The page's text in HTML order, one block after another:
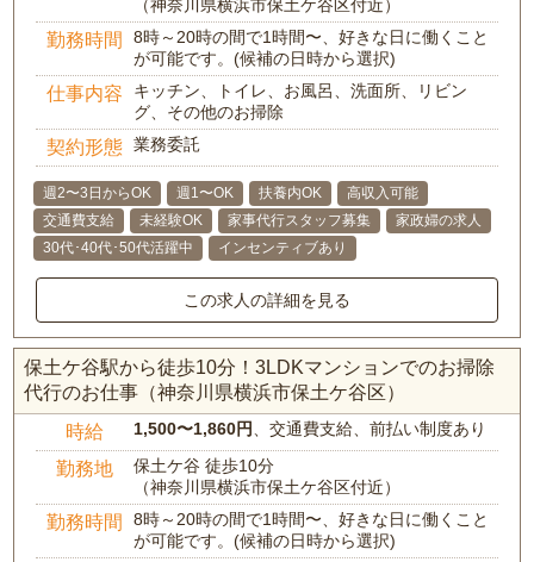
（神奈川県横浜市保土ケ谷区付近）
勤務時間
8時～20時の間で1時間〜、好きな日に働くこと
が可能です。(候補の日時から選択)
仕事内容
キッチン、トイレ、お風呂、洗面所、リビン
グ、その他のお掃除
契約形態 業務委託
週2〜3日からOK 週1〜OK 扶養内OK
高収入可能
交通費支給
未経験OK 家事代行スタッフ募集
家政婦の求人
30代･40代･50代活躍中
インセンティブあり
この求人の詳細を見る
保土ケ谷駅から徒歩10分！3LDKマンションでのお掃除
代行のお仕事（神奈川県横浜市保土ケ谷区）
時給 1,500〜1,860円、交通費支給、前払い制度あり
勤務地
保土ケ谷 徒歩10分
（神奈川県横浜市保土ケ谷区付近）
勤務時間
8時～20時の間で1時間〜、好きな日に働くこと
が可能です。(候補の日時から選択)